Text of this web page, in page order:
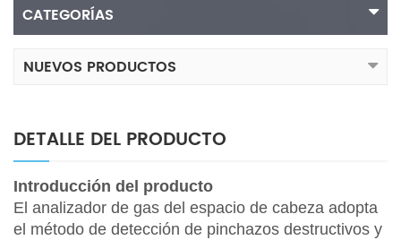
CATEGORÍAS
NUEVOS PRODUCTOS
DETALLE DEL PRODUCTO
Introducción del producto
El analizador de gas del espacio de cabeza adopta
el método de detección de pinchazos destructivos y